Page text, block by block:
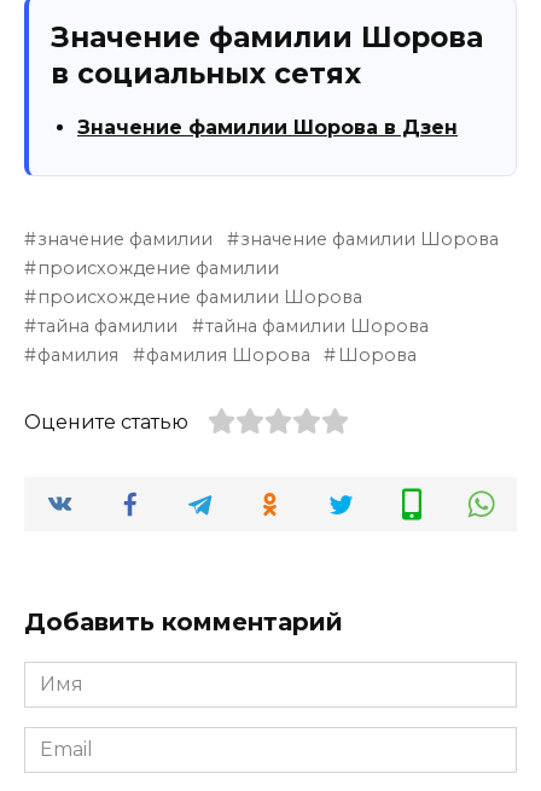
Значение фамилии Шорова
в социальных сетях
Значение фамилии Шорова в Дзен
значение фамилии
значение фамилии Шорова
происхождение фамилии
происхождение фамилии Шорова
тайна фамилии
тайна фамилии Шорова
фамилия
фамилия Шорова Шорова
Оцените статью
Добавить комментарий
Имя
*
Email
*